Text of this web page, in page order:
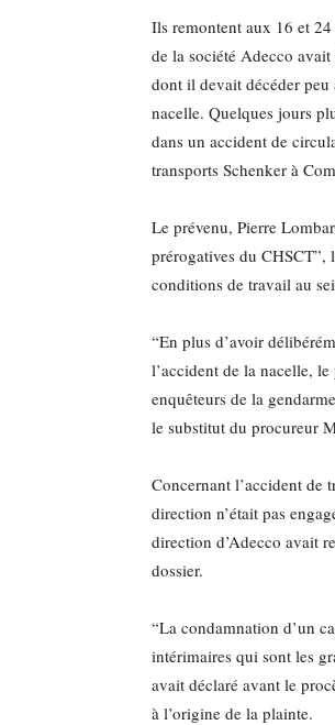
Ils remontent aux 16 et
de la société Adecco
dont il devait décéder
nacelle. Quelques jours
dans un accident de
transports Schenker à
Le prévenu, Pierre
prérogatives du CHSCT”,
conditions de travail au
“En plus d’avoir
l’accident de la nacelle,
enquêteurs de la
le substitut du procureur
Concernant l’accident de
direction n’était pas
direction d’Adecco avait
dossier.
“La condamnation d’un
intérimaires qui sont les
avait déclaré avant le
à l’origine de la plainte.